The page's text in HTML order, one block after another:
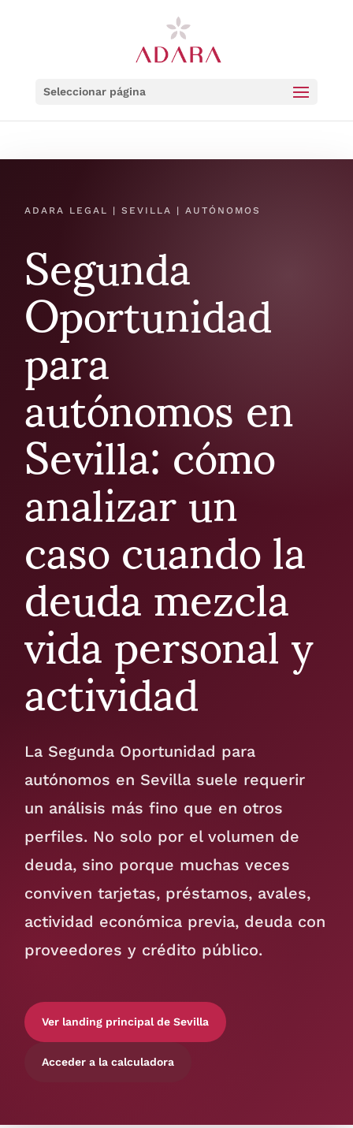
Seleccionar página
ADARA LEGAL | SEVILLA | AUTÓNOMOS
Segunda
Oportunidad
para
autónomos en
Sevilla: cómo
analizar un
caso cuando la
deuda mezcla
vida personal y
actividad
La Segunda Oportunidad para
autónomos en Sevilla suele requerir
un análisis más fino que en otros
perfiles. No solo por el volumen de
deuda, sino porque muchas veces
conviven tarjetas, préstamos, avales,
actividad económica previa, deuda con
proveedores y crédito público.
Ver landing principal de Sevilla
Acceder a la calculadora